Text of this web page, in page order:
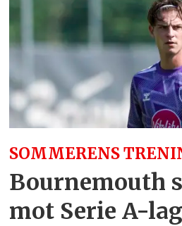
SOMMERENS
Bournemouth
mot Serie A-lag